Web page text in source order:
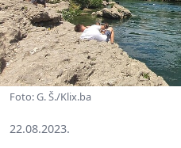
Foto: G. Š./Klix.ba
22.08.2023.